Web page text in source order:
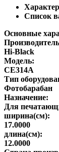
Список
Основные
Hi-Black
Модель:
CE314A
Тип
Фотобарабан
Назначение:
Для
ширина(см):
17.0000
длина(см):
12.0000